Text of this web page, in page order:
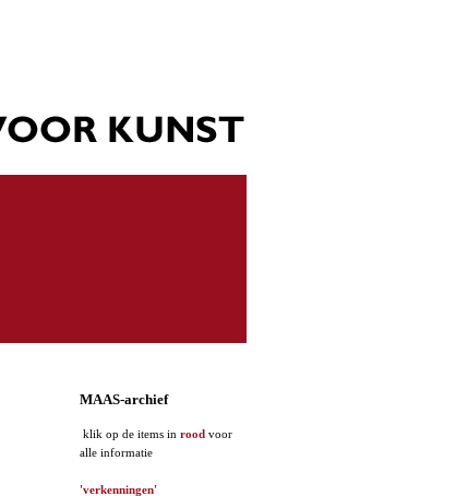
MAAS-archief
klik op de items in rood voor
alle informatie
'verkenningen'